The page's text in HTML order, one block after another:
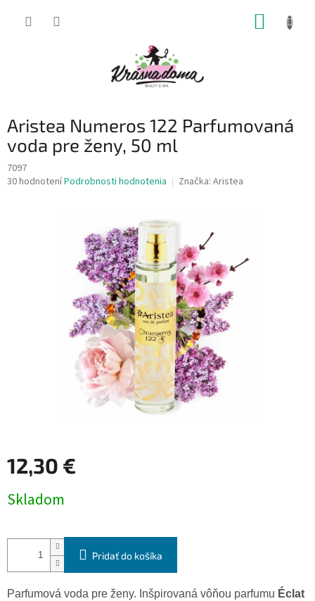
Aristea Numeros 122 Parfumovaná
voda pre ženy, 50 ml
7097
Priemerné
30 hodnoteníPodrobnosti hodnotenia Značka: Aristea
12,30 €
cena:
Skladom
Pridať do košíka
Parfumová voda pre ženy. Inšpirovaná vôňou parfumu Éclat